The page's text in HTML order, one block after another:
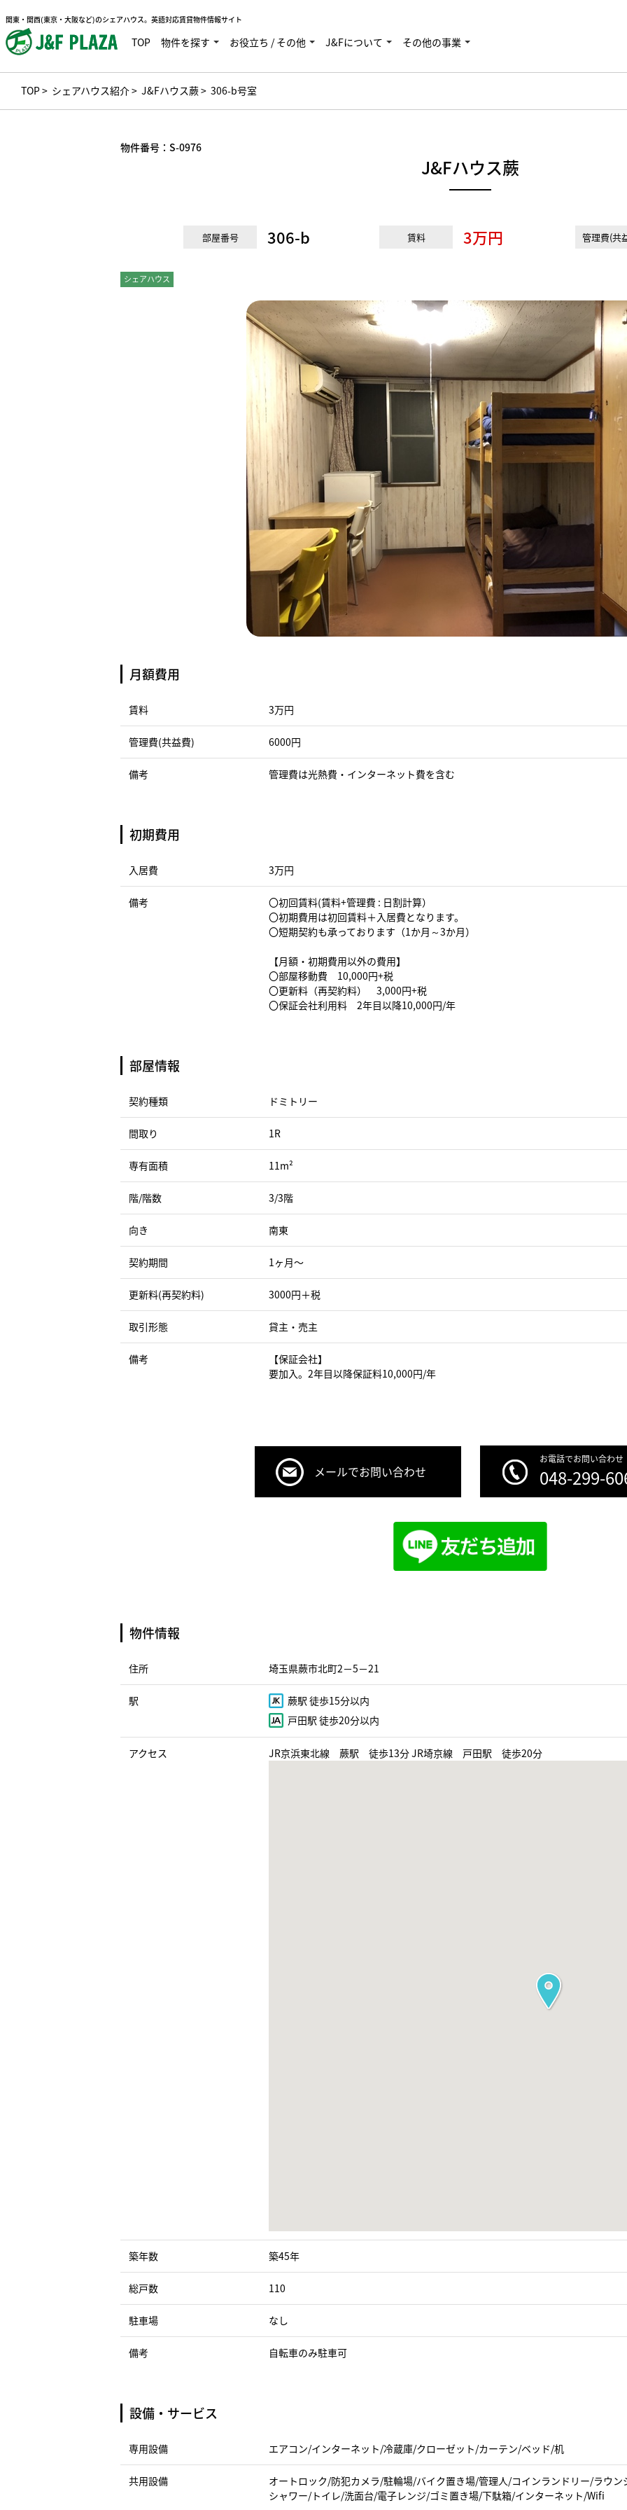
関東・関西(東京・大阪など)のシェアハウス。英語対応賃貸物件情報サイト
TOP 物件を探す お役立ち / その他 J&Fについて その他の事業
TOP> シェアハウス紹介> J&Fハウス蕨> 306-b号室
物件番号： S-0976
J&Fハウス蕨
部屋番号 306-b 賃料 3万円 管理費(共
シェアハウス
月額費用
賃料 3万円
管理費(共益費) 6000円
備考 管理費は光熱費・インターネット費を含む
初期費用
入居費 3万円
備考
〇初回賃料(賃料+管理費 : 日割計算）
〇初期費用は初回賃料＋入居費となります。
〇短期契約も承っております（1か月～3か月）
【月額・初期費用以外の費用】
〇部屋移動費 10,000円+税
〇更新料（再契約料） 3,000円+税
〇保証会社利用料 2年目以降10,000円/年
部屋情報
契約種類 ドミトリー
間取り 1R
専有面積 11m²
階/階数 3/3階
向き 南東
契約期間 1ヶ月〜
更新料(再契約料) 3000円＋税
取引形態 貸主・売主
備考
【保証会社】
要加入。2年目以降保証料10,000円/年
メールでお問い合わせ
お電話でお問い合わせ
048-299-
物件情報
住所 埼玉県蕨市北町2−5−21
駅
蕨駅 徒歩15分以内
戸田駅 徒歩20分以内
アクセス JR京浜東北線 蕨駅 徒歩13分 JR埼京線 戸田駅 徒歩20分
築年数 築45年
総戸数 110
駐車場 なし
備考 自転車のみ駐車可
設備・サービス
専用設備 エアコン/インターネット/冷蔵庫/クローゼット/カーテン/ベッド/机
共用設備
オートロック/防犯カメラ/駐輪場/バイク置き場/管理人/コインランドリー/ラウ
シャワー/トイレ/洗面台/電子レンジ/ゴミ置き場/下駄箱/インターネット/Wifi